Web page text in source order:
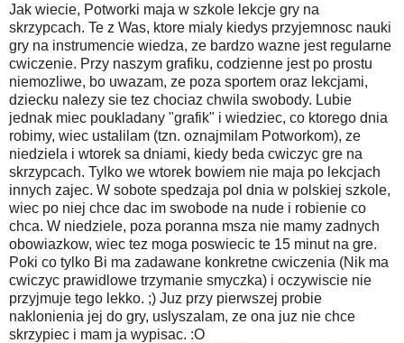
Jak wiecie, Potworki maja w szkole lekcje gry na
skrzypcach. Te z Was, ktore mialy kiedys przyjemnosc nauki
gry na instrumencie wiedza, ze bardzo wazne jest regularne
cwiczenie. Przy naszym grafiku, codzienne jest po prostu
niemozliwe, bo uwazam, ze poza sportem oraz lekcjami,
dziecku nalezy sie tez chociaz chwila swobody. Lubie
jednak miec poukladany "grafik" i wiedziec, co ktorego dnia
robimy, wiec ustalilam (tzn. oznajmilam Potworkom), ze
niedziela i wtorek sa dniami, kiedy beda cwiczyc gre na
skrzypcach. Tylko we wtorek bowiem nie maja po lekcjach
innych zajec. W sobote spedzaja pol dnia w polskiej szkole,
wiec po niej chce dac im swobode na nude i robienie co
chca. W niedziele, poza poranna msza nie mamy zadnych
obowiazkow, wiec tez moga poswiecic te 15 minut na gre.
Poki co tylko Bi ma zadawane konkretne cwiczenia (Nik ma
cwiczyc prawidlowe trzymanie smyczka) i oczywiscie nie
przyjmuje tego lekko. ;) Juz przy pierwszej probie
naklonienia jej do gry, uslyszalam, ze ona juz nie chce
skrzypiec i mam ja wypisac. :O